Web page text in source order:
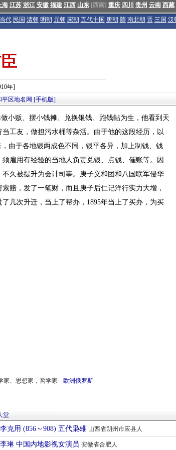
海 江苏 浙江 安徽 福建 江西 山东[西南] 重庆 四川 贵州 云南 西藏
当代 民国 清朝 明朝 元朝 宋朝 五代十国 唐朝 隋 南北朝 晋 三国 汉
年]
平区地名网 [手机版]
小贩、摆小钱摊、兑换银钱、跑钱帖为生，他看到天
工友，做担污水桶等杂活。由于他的这段经历，以
由于各地银两成色不同，银平各异，加上制钱、钱
雇用有经验的当地人负责兑银、点钱、催账等。因
久被提升为会计司事。庚子义和团和八国联军侵华
赔，发了一笔财，而且庚子后仁记洋行实力大增，
几次升迁，当上了帮办，1895年当上了买办，为买
家、思想家，哲学家 欧洲俄罗斯
堂
李克用 (856～908) 五代枭雄 山西省朔州市应县人
李琳 中国内地影视女演员 安徽省合肥人